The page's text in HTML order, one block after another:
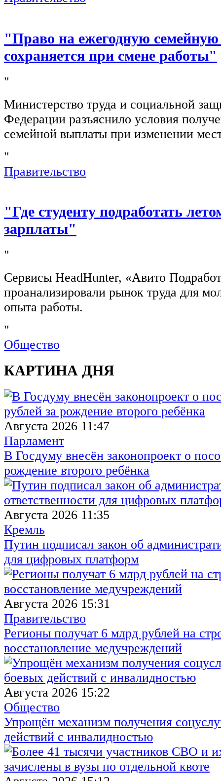
"Право на ежегодную
сохраняется при смене работы"
"
Министерство труда и социальной
Федерации разъяснило условия
семейной выплаты при изменении
"
Правительство
"Где студенту подработать
зарплаты"
"
Сервисы HeadHunter, «Авито
проанализировали рынок труда для
опыта работы.
"
Общество
КАРТИНА ДНЯ
Августа 2026 11:47
Парламент
В Госдуму внесён законопроект о
рождение второго ребёнка
Августа 2026 11:35
Кремль
Путин подписал закон об
для цифровых платформ
Августа 2026 15:31
Правительство
Регионы получат 6 млрд рублей на
восстановление медучреждений
Августа 2026 15:22
Общество
Упрощён механизм получения
действий с инвалидностью